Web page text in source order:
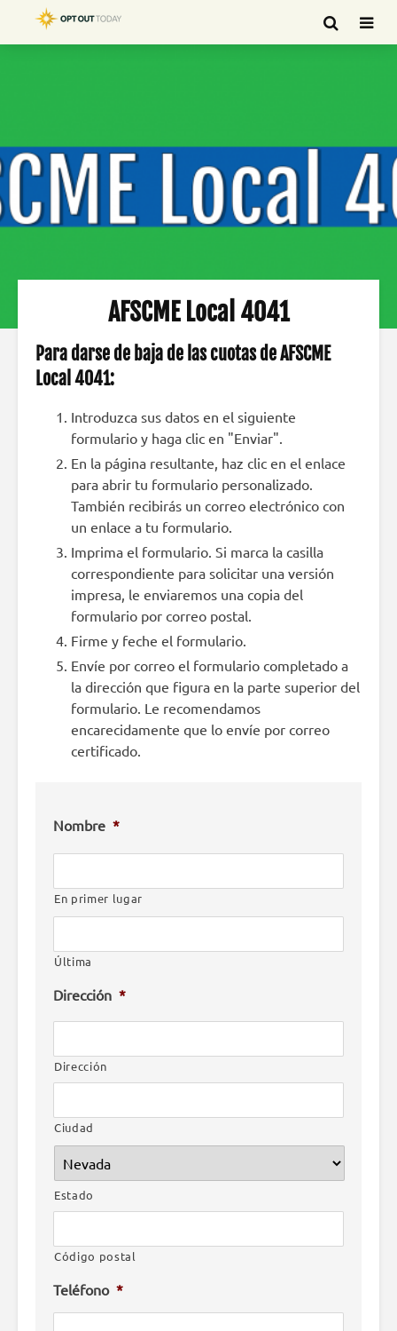
AFSCME Local 4041
Para darse de baja de las cuotas de AFSCME
Local 4041:
Introduzca sus datos en el siguiente
formulario y haga clic en "Enviar".
En la página resultante, haz clic en el enlace
para abrir tu formulario personalizado.
También recibirás un correo electrónico con
un enlace a tu formulario.
Imprima el formulario. Si marca la casilla
correspondiente para solicitar una versión
impresa, le enviaremos una copia del
formulario por correo postal.
Firme y feche el formulario.
Envíe por correo el formulario completado a
la dirección que figura en la parte superior del
formulario. Le recomendamos
encarecidamente que lo envíe por correo
certificado.
Nombre *
En primer lugar
Última
Dirección *
Dirección
Ciudad
Estado
Código postal
Teléfono *